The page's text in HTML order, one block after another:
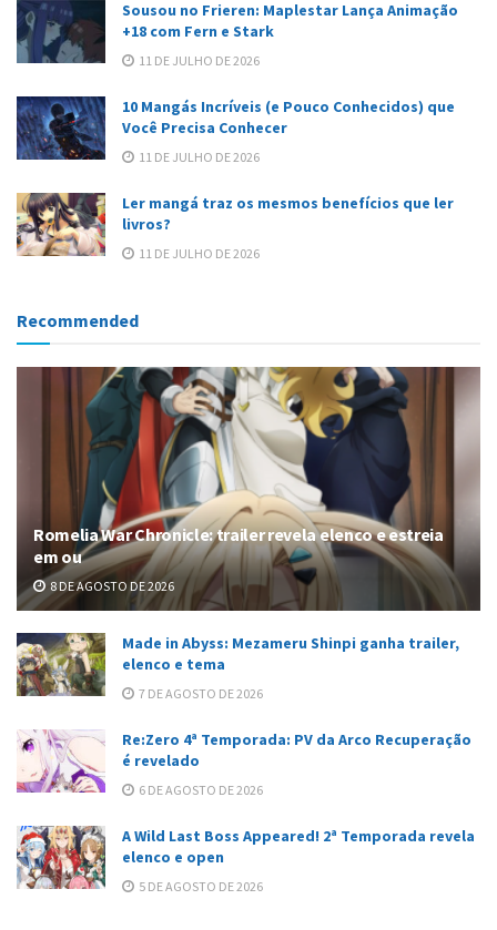
Sousou no Frieren: Maplestar Lança Animação
+18 com Fern e Stark
11 DE JULHO DE 2026
10 Mangás Incríveis (e Pouco Conhecidos) que
Você Precisa Conhecer
11 DE JULHO DE 2026
Ler mangá traz os mesmos benefícios que ler
livros?
11 DE JULHO DE 2026
Recommended
Romelia War Chronicle: trailer revela elenco e estreia
em ou
8 DE AGOSTO DE 2026
Made in Abyss: Mezameru Shinpi ganha trailer,
elenco e tema
7 DE AGOSTO DE 2026
Re:Zero 4ª Temporada: PV da Arco Recuperação
é revelado
6 DE AGOSTO DE 2026
A Wild Last Boss Appeared! 2ª Temporada revela
elenco e open
5 DE AGOSTO DE 2026